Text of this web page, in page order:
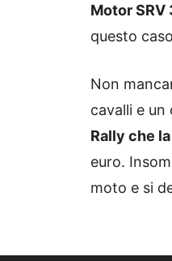
Motor SRV
questo
Non
cavalli e un
Rally che
euro.
moto e si